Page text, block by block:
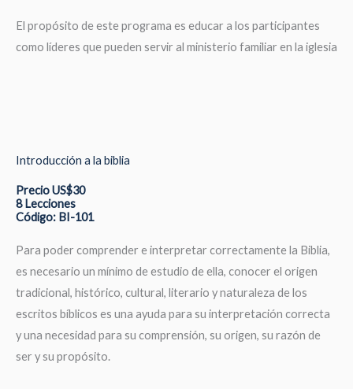
El propósito de este programa es educar a los participantes
como líderes que pueden servir al ministerio familiar en la iglesia
Introducción a la biblia
Precio US$30
8 Lecciones
Código: BI-101
Para poder comprender e interpretar correctamente la Biblia,
es necesario un mínimo de estudio de ella, conocer el origen
tradicional, histórico, cultural, literario y naturaleza de los
escritos bíblicos es una ayuda para su interpretación correcta
y una necesidad para su comprensión, su origen, su razón de
ser y su propósito.